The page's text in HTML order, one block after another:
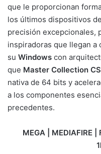
que le proporcionan
los últimos dispositivos de
precisión excepcionales,
inspiradoras que llegan a
su Windows con
que Master Collection
nativa de 64 bits y
a los componentes
precedentes.
MEGA | MEDIAFIRE |